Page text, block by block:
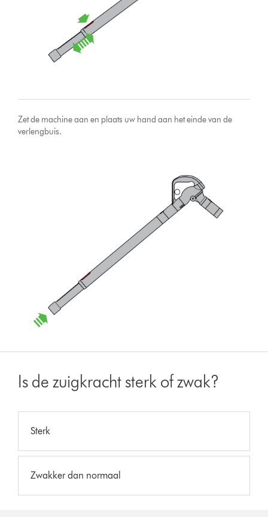
Zet de machine aan en plaats uw hand aan het einde van de
verlengbuis.
Is de zuigkracht sterk of zwak?
Sterk
Zwakker dan normaal